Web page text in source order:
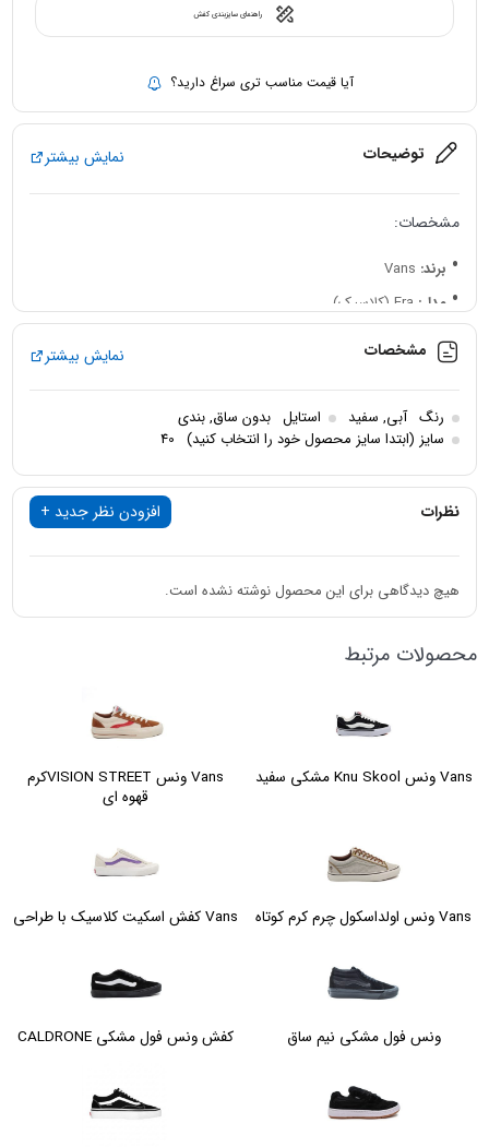
راهنمای سایزبندی کفش
آیا قیمت مناسب تری سراغ دارید؟
توضیحات نمایش بیشتر
مشخصات:
برند:
مدل:
رنگ:
جنس رویه:
جنس زیره:
نحوه بسته شدن:بندی
مناسب برای:استفاده روزمره، پیاده‌روی، استایل کژوال
ویژگی‌ها:
راحت، بادوام، قابل ست شدن با انواع لباس‌ها
ونس کلاسیک ارا سفید آبی
، یکی از مدل‌های محبوب و پرطرفدار کفش‌های
همواره مورد توجه جوانان و علاقه‌مندان به استایل‌های کژوال میباشد.
ویژگی‌هایونس کلاسیک ارا سفید آبی
طراحی
: طراحی ساده و کلاسیک این کفش‌ها باعث شده است که به
راحتی با انواع لباس‌ها ست شوند. ترکیب رنگ سفید و آبی آن نیز به خوبی
با رنگ‌های دیگر هماهنگ می‌شود و استایل خاصی به پوشنده می‌بخشد.
مشخصات نمایش بیشتر
رنگ آبی, سفید استایل بدون ساق,بندی
سایز (ابتدا سایز محصول خود را انتخاب کنید) 40
نظرات افزودن نظر جدید +
هیچ دیدگاهی برای این محصول نوشته نشده است.
محصولات مرتبط
Vans ونس Knu Skool مشکی سفید
Vans ونس VISION STREETکرم
قهوه ای
Vans ونس اولداسکول چرم کرم کوتاه Vans کفش اسکیت کلاسیک با طراحی
ونس فول مشکی نیم ساق کفش ونس فول مشکی CALDRONE